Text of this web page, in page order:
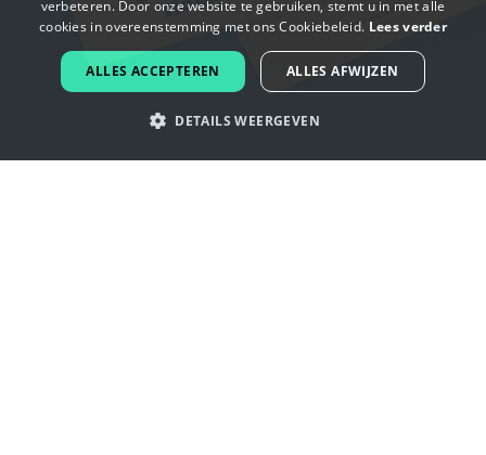
FRENCH
DUTCH
verbeteren. Door onze website te gebruiken, stemt u in met alle
cookies in overeenstemming met ons Cookiebeleid. Lees verder
ALLES ACCEPTEREN ALLES AFWIJZEN
DETAILS WEERGEVEN